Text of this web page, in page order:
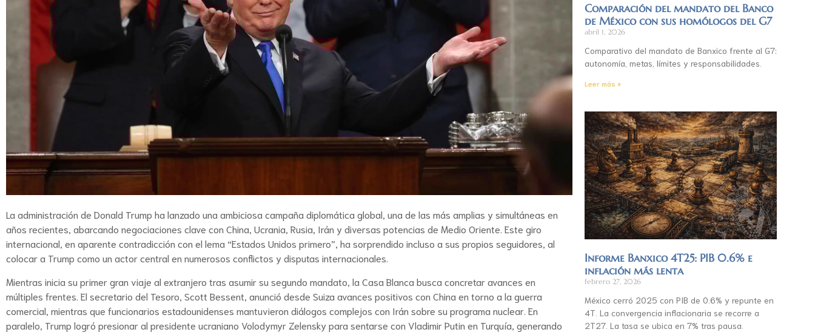
La administración de Donald Trump ha lanzado una ambiciosa campaña diplomática global, una de las más amplias y simultáneas en
años recientes, abarcando negociaciones clave con China, Ucrania, Rusia, Irán y diversas potencias de Medio Oriente. Este giro
internacional, en aparente contradicción con el lema “Estados Unidos primero”, ha sorprendido incluso a sus propios seguidores, al
colocar a Trump como un actor central en numerosos conflictos y disputas internacionales.
Mientras inicia su primer gran viaje al extranjero tras asumir su segundo mandato, la Casa Blanca busca concretar avances en
múltiples frentes. El secretario del Tesoro, Scott Bessent, anunció desde Suiza avances positivos con China en torno a la guerra
comercial, mientras que funcionarios estadounidenses mantuvieron diálogos complejos con Irán sobre su programa nuclear. En
paralelo, Trump logró presionar al presidente ucraniano Volodymyr Zelensky para sentarse con Vladimir Putin en Turquía, generando
Comparación del mandato del Banco
de México con sus homólogos del G7
abril 1, 2026
Comparativo del mandato de Banxico frente al G7:
autonomía, metas, límites y responsabilidades.
Leer más »
Informe Banxico 4T25: PIB 0.6% e
inflación más lenta
febrero 27, 2026
México cerró 2025 con PIB de 0.6% y repunte en
4T. La convergencia inflacionaria se recorre a
2T27. La tasa se ubica en 7% tras pausa.